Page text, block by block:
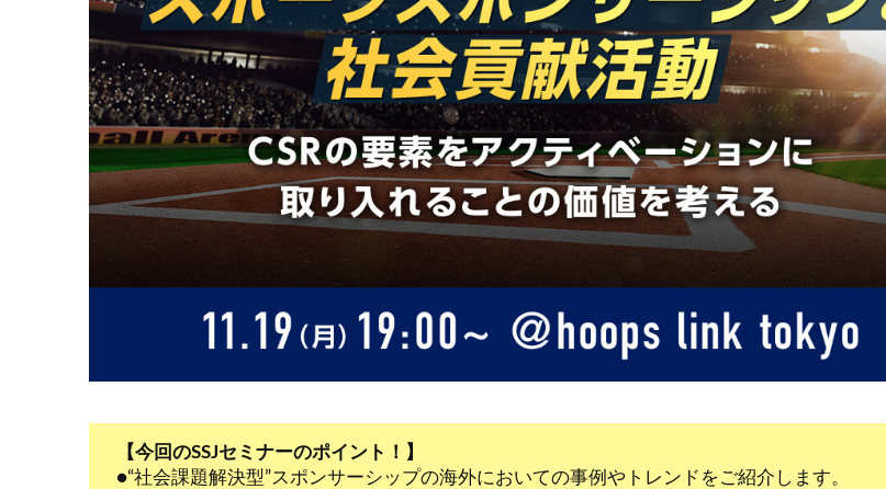
【今回のSSJセミナーのポイント！】
●“社会課題解決型”スポンサーシップの海外においての事例やトレンドをご紹介します。